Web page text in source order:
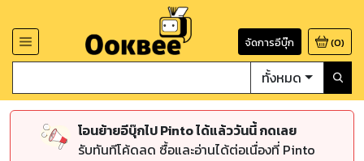
จัดการอีบุ๊ก (0)
ทั้งหมด
โอนย้ายอีบุ๊กไป Pinto ได้แล้ววันนี้ กดเลย
รับทันทีโค้ดลด ซื้อและอ่านได้ต่อเนื่องที่ Pinto